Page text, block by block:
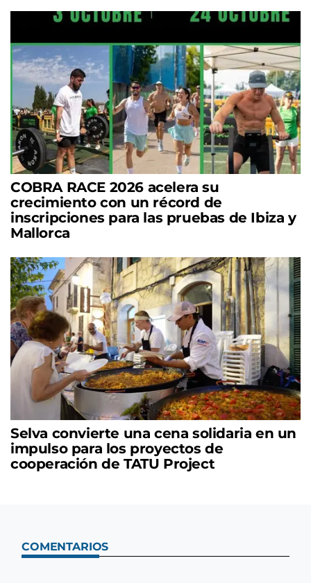
COBRA RACE 2026 acelera su
crecimiento con un récord de
inscripciones para las pruebas de Ibiza y
Mallorca
Selva convierte una cena solidaria en un
impulso para los proyectos de
cooperación de TATU Project
COMENTARIOS